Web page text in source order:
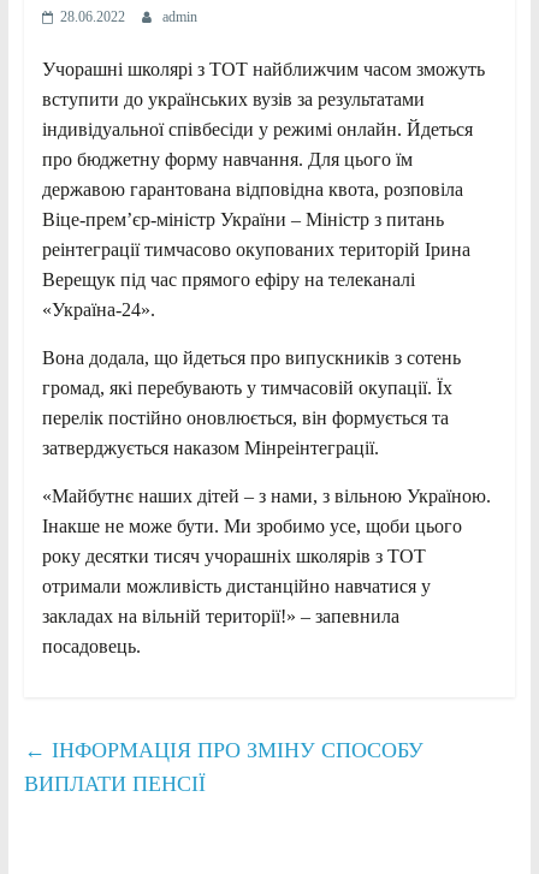
28.06.2022 admin
Учорашні школярі з ТОТ найближчим часом зможуть
вступити до українських вузів за результатами
індивідуальної співбесіди у режимі онлайн. Йдеться
про бюджетну форму навчання. Для цього їм
державою гарантована відповідна квота, розповіла
Віце-прем’єр-міністр України – Міністр з питань
реінтеграції тимчасово окупованих територій Ірина
Верещук під час прямого ефіру на телеканалі
«Україна-24».
Вона додала, що йдеться про випускників з сотень
громад, які перебувають у тимчасовій окупації. Їх
перелік постійно оновлюється, він формується та
затверджується наказом Мінреінтеграції.
«Майбутнє наших дітей – з нами, з вільною Україною.
Інакше не може бути. Ми зробимо усе, щоби цього
року десятки тисяч учорашніх школярів з ТОТ
отримали можливість дистанційно навчатися у
закладах на вільній території!» – запевнила
посадовець.
← ІНФОРМАЦІЯ ПРО ЗМІНУ СПОСОБУ
ВИПЛАТИ ПЕНСІЇ